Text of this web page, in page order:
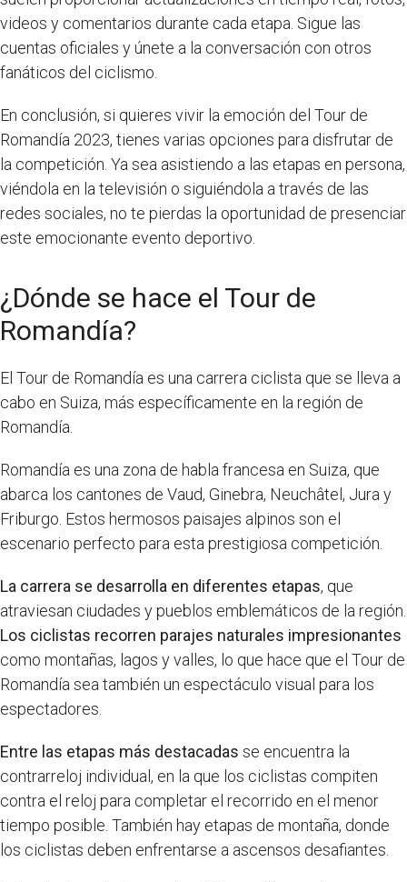
videos y comentarios durante cada etapa. Sigue las
cuentas oficiales y únete a la conversación con otros
fanáticos del ciclismo.
En conclusión, si quieres vivir la emoción del Tour de
Romandía 2023, tienes varias opciones para disfrutar de
la competición. Ya sea asistiendo a las etapas en persona,
viéndola en la televisión o siguiéndola a través de las
redes sociales, no te pierdas la oportunidad de presenciar
este emocionante evento deportivo.
¿Dónde se hace el Tour de
Romandía?
El Tour de Romandía es una carrera ciclista que se lleva a
cabo en Suiza, más específicamente en la región de
Romandía.
Romandía es una zona de habla francesa en Suiza, que
abarca los cantones de Vaud, Ginebra, Neuchâtel, Jura y
Friburgo. Estos hermosos paisajes alpinos son el
escenario perfecto para esta prestigiosa competición.
La carrera se desarrolla en diferentes etapas, que
atraviesan ciudades y pueblos emblemáticos de la región.
Los ciclistas recorren parajes naturales impresionantes
como montañas, lagos y valles, lo que hace que el Tour de
Romandía sea también un espectáculo visual para los
espectadores.
Entre las etapas más destacadas se encuentra la
contrarreloj individual, en la que los ciclistas compiten
contra el reloj para completar el recorrido en el menor
tiempo posible. También hay etapas de montaña, donde
los ciclistas deben enfrentarse a ascensos desafiantes.